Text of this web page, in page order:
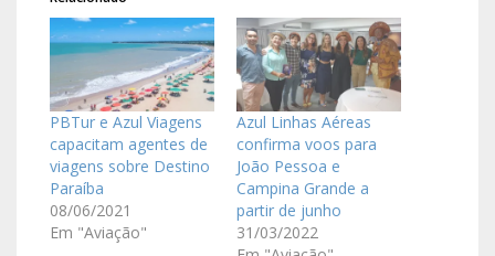
PBTur e Azul Viagens
capacitam agentes de
viagens sobre Destino
Paraíba
08/06/2021
Em "Aviação"
Azul Linhas Aéreas
confirma voos para
João Pessoa e
Campina Grande a
partir de junho
31/03/2022